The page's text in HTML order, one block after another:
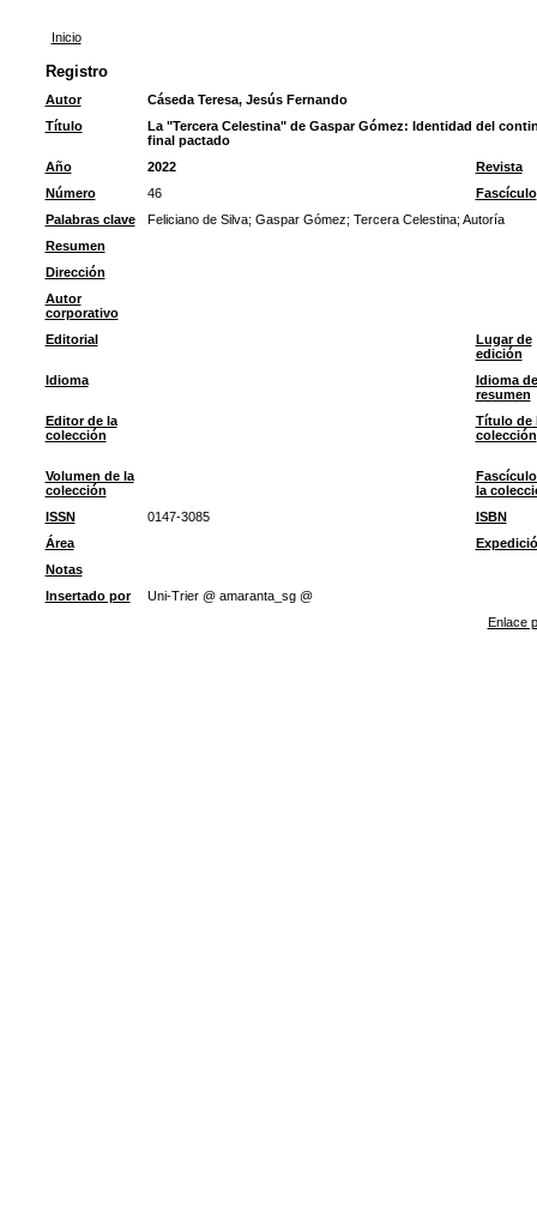
Inicio
Registro
Autor
Cáseda Teresa, Jesús Fernando
Título
La "Tercera Celestina" de Gaspar Gómez: Identidad del
final pactado
Año
2022
Revista
Número
46
Fascículo
Palabras clave
Feliciano de Silva; Gaspar Gómez; Tercera Celestina; Autoría
Resumen
Dirección
Autor
corporativo
Editorial
Lugar de
edición
Idioma
Idioma
resumen
Editor de la
colección
Título de
colección
Volumen de la
colección
la
ISSN
0147-3085
ISBN
Área
Notas
Insertado por
Uni-Trier @ amaranta_sg @
Enlace